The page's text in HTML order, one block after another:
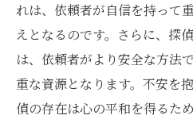
れは、依頼者が自信を持って
えとなるのです。さらに、探
は、依頼者がより安全な方法
重な資源となります。不安を
偵の存在は心の平和を得るた